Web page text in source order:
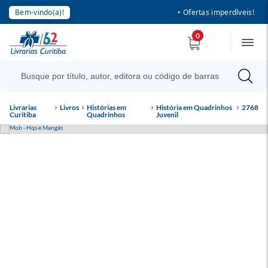
Bem-vindo(a)! • Ofertas imperdíveis!
0
Livrarias
Curitiba
Livros
Histórias em
Quadrinhos
História em Quadrinhos
Juvenil
2768